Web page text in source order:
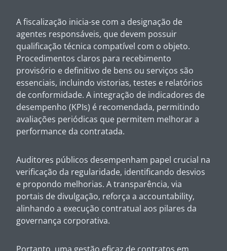
A fiscalização inicia-se com a designação de
agentes responsáveis, que devem possuir
qualificação técnica compatível com o objeto.
Procedimentos claros para recebimento
provisório e definitivo de bens ou serviços são
essenciais, incluindo vistorias, testes e relatórios
de conformidade. A integração de indicadores de
desempenho (KPIs) é recomendada, permitindo
avaliações periódicas que permitem melhorar a
performance da contratada.
Auditores públicos desempenham papel crucial na
verificação da regularidade, identificando desvios
e propondo melhorias. A transparência, via
portais de divulgação, reforça a accountability,
alinhando a execução contratual aos pilares da
governança corporativa.